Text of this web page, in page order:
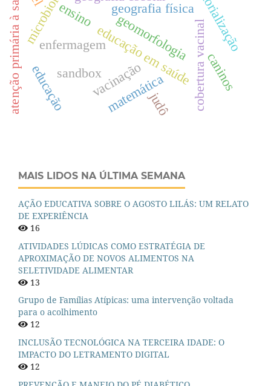
geografia física
geomorfologia
sandbox cobertura vacinal
educação em saúde
enfermagem
vacinação
ensino
matemática
atenção primária à saúde educação judô
caninos
MAIS LIDOS NA ÚLTIMA SEMANA
AÇÃO EDUCATIVA SOBRE O AGOSTO LILÁS: UM RELATO
DE EXPERIÊNCIA
16
ATIVIDADES LÚDICAS COMO ESTRATÉGIA DE
APROXIMAÇÃO DE NOVOS ALIMENTOS NA
SELETIVIDADE ALIMENTAR
13
Grupo de Famílias Atípicas: uma intervenção voltada
para o acolhimento
12
INCLUSÃO TECNOLÓGICA NA TERCEIRA IDADE: O
IMPACTO DO LETRAMENTO DIGITAL
12